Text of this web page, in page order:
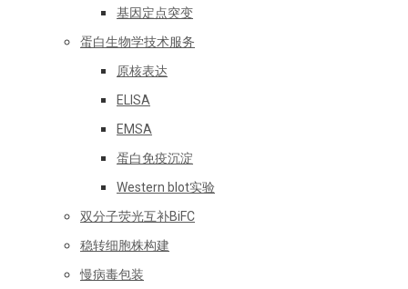
基因定点突变
蛋白生物学技术服务
原核表达
ELISA
EMSA
蛋白免疫沉淀
Western blot实验
双分子荧光互补BiFC
稳转细胞株构建
慢病毒包装